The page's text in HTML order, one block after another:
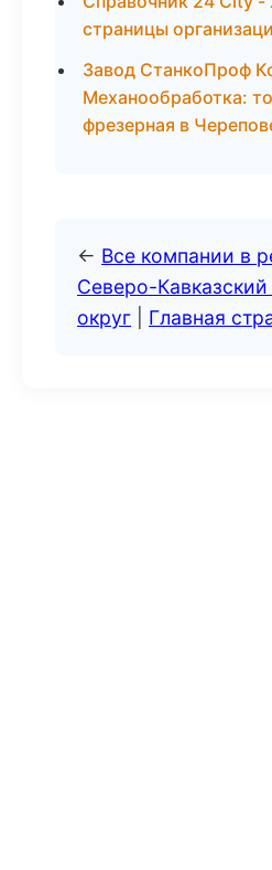
страницы
Завод СтанкоПроф
Механообработка:
фрезерная в
← Все компании в
Северо-
округ
Главная